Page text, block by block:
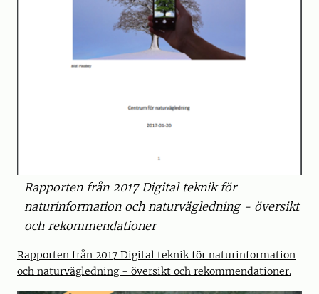
Rapporten från 2017 Digital teknik för
naturinformation och naturvägledning - översikt
och rekommendationer
Rapporten från 2017 Digital teknik för naturinformation
och naturvägledning - översikt och rekommendationer.